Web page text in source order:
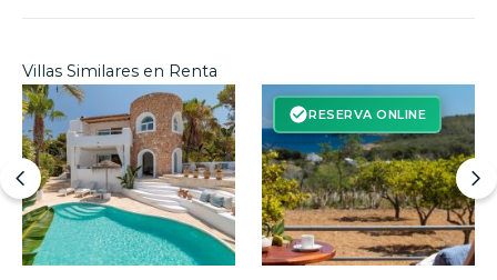
Villas Similares en Renta
RESERVA ONLINE